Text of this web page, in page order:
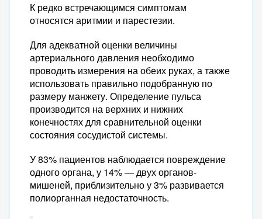
К редко встречающимся симптомам
относятся аритмии и парестезии.
Для адекватной оценки величины
артериального давления необходимо
проводить измерения на обеих руках, а также
использовать правильно подобранную по
размеру манжету. Определение пульса
производится на верхних и нижних
конечностях для сравнительной оценки
состояния сосудистой системы.
У 83% пациентов наблюдается повреждение
одного органа, у 14% — двух органов-
мишеней, приблизительно у 3% развивается
полиорганная недостаточность.